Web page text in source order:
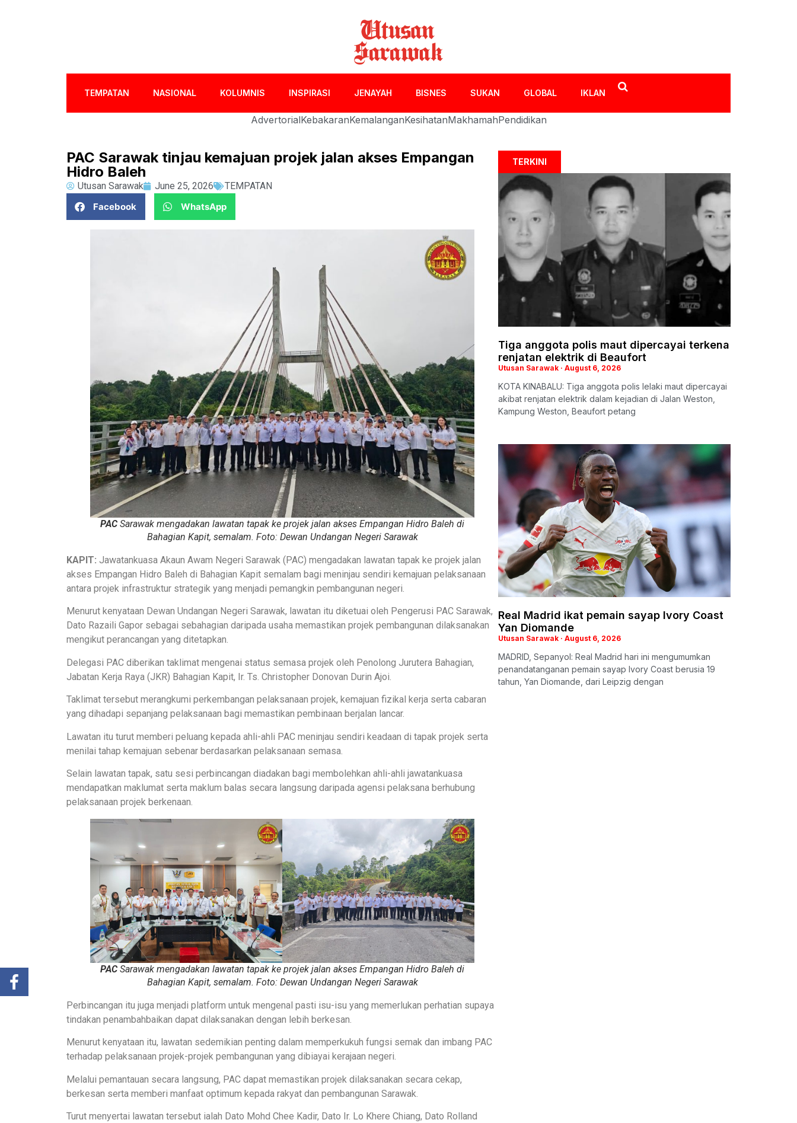
TEMPATAN NASIONAL KOLUMNIS INSPIRASI JENAYAH BISNES SUKAN GLOBAL IKLAN
AdvertorialKebakaranKemalanganKesihatanMakhamahPendidikan
PAC Sarawak tinjau kemajuan projek jalan akses Empangan
Hidro Baleh
Utusan Sarawak June 25, 2026
TEMPATAN
Facebook
WhatsApp
PACSarawak mengadakan lawatan tapak ke projek jalan akses Empangan Hidro Baleh di
Bahagian Kapit, semalam. Foto: Dewan Undangan Negeri Sarawak
KAPIT: Jawatankuasa Akaun Awam Negeri Sarawak (PAC) mengadakan lawatan tapak ke projek jalan
akses Empangan Hidro Baleh di Bahagian Kapit semalam bagi meninjau sendiri kemajuan pelaksanaan
antara projek infrastruktur strategik yang menjadi pemangkin pembangunan negeri.
Menurut kenyataan Dewan Undangan Negeri Sarawak, lawatan itu diketuai oleh Pengerusi PAC Sarawak,
Dato Razaili Gapor sebagai sebahagian daripada usaha memastikan projek pembangunan dilaksanakan
mengikut perancangan yang ditetapkan.
Delegasi PAC diberikan taklimat mengenai status semasa projek oleh Penolong Jurutera Bahagian,
Jabatan Kerja Raya (JKR) Bahagian Kapit, Ir. Ts. Christopher Donovan Durin Ajoi.
Taklimat tersebut merangkumi perkembangan pelaksanaan projek, kemajuan fizikal kerja serta cabaran
yang dihadapi sepanjang pelaksanaan bagi memastikan pembinaan berjalan lancar.
Lawatan itu turut memberi peluang kepada ahli-ahli PAC meninjau sendiri keadaan di tapak projek serta
menilai tahap kemajuan sebenar berdasarkan pelaksanaan semasa.
Selain lawatan tapak, satu sesi perbincangan diadakan bagi membolehkan ahli-ahli jawatankuasa
mendapatkan maklumat serta maklum balas secara langsung daripada agensi pelaksana berhubung
pelaksanaan projek berkenaan.
PACSarawak mengadakan lawatan tapak ke projek jalan akses Empangan Hidro Baleh di
Bahagian Kapit, semalam. Foto: Dewan Undangan Negeri Sarawak
Perbincangan itu juga menjadi platform untuk mengenal pasti isu-isu yang memerlukan perhatian supaya
tindakan penambahbaikan dapat dilaksanakan dengan lebih berkesan.
Menurut kenyataan itu, lawatan sedemikian penting dalam memperkukuh fungsi semak dan imbang PAC
terhadap pelaksanaan projek-projek pembangunan yang dibiayai kerajaan negeri.
Melalui pemantauan secara langsung, PAC dapat memastikan projek dilaksanakan secara cekap,
berkesan serta memberi manfaat optimum kepada rakyat dan pembangunan Sarawak.
Turut menyertai lawatan tersebut ialah Dato Mohd Chee Kadir, Dato Ir. Lo Khere Chiang, Dato Rolland
TERKINI
Tiga anggota polis maut dipercayai terkena
renjatan elektrik di Beaufort
Utusan Sarawak August 6, 2026
KOTA KINABALU: Tiga anggota polis lelaki maut dipercayai
akibat renjatan elektrik dalam kejadian di Jalan Weston,
Kampung Weston, Beaufort petang
Real Madrid ikat pemain sayap Ivory Coast
Yan Diomande
Utusan Sarawak August 6, 2026
MADRID, Sepanyol: Real Madrid hari ini mengumumkan
penandatanganan pemain sayap Ivory Coast berusia 19
tahun, Yan Diomande, dari Leipzig dengan